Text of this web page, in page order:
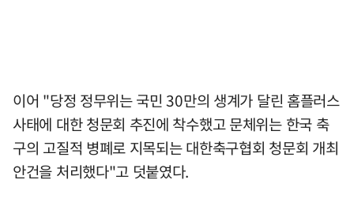
이어 "당정 정무위는 국민 30만의 생계가 달린 홈플러스
사태에 대한 청문회 추진에 착수했고 문체위는 한국 축
구의 고질적 병폐로 지목되는 대한축구협회 청문회 개최
안건을 처리했다"고 덧붙였다.